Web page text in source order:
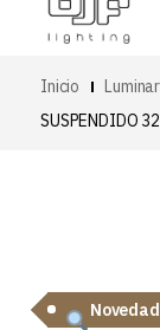
Inicio
SUSPENDIDO
Novedad